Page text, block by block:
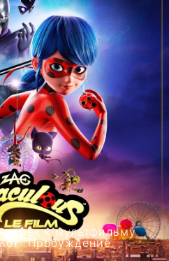
к мультфильму
Пробуждение